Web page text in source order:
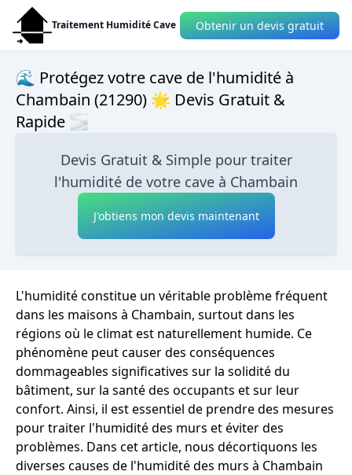
Traitement Humidité Cave Obtenir un devis gratuit
🌊 Protégez votre cave de l'humidité à
Chambain (21290) 🌟 Devis Gratuit &
Rapide 🌫
Devis Gratuit & Simple pour traiter
l'humidité de votre cave à Chambain
J'obtiens mon devis maintenant
L'humidité constitue un véritable problème fréquent
dans les maisons à Chambain, surtout dans les
régions où le climat est naturellement humide. Ce
phénomène peut causer des conséquences
dommageables significatives sur la solidité du
bâtiment, sur la santé des occupants et sur leur
confort. Ainsi, il est essentiel de prendre des mesures
pour traiter l'humidité des murs et éviter des
problèmes. Dans cet article, nous décortiquons les
diverses causes de l'humidité des murs à Chambain